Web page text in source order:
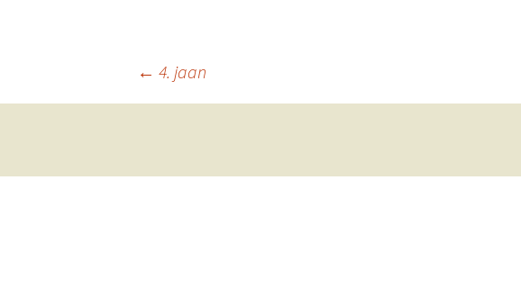
Postituste
← 4. jaan